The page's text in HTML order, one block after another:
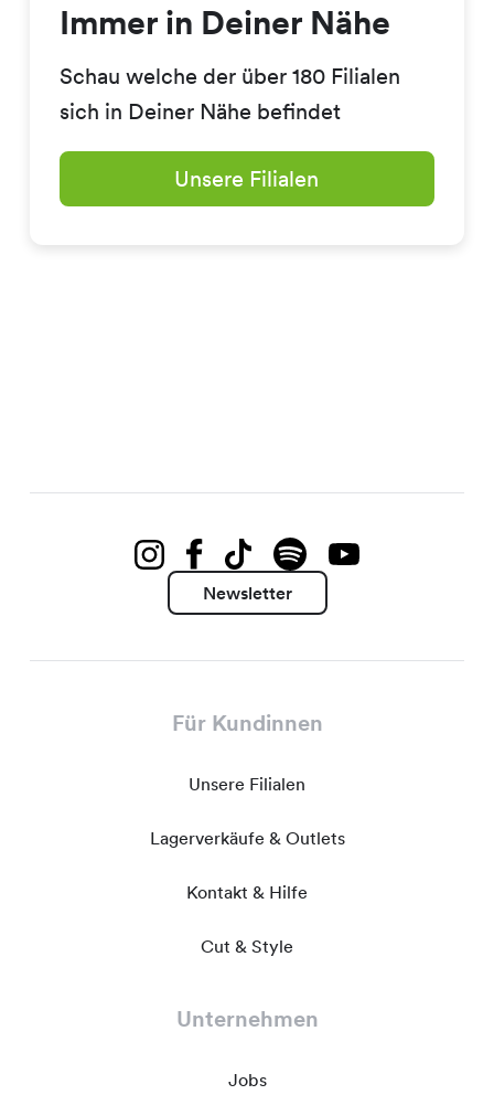
Immer in Deiner Nähe
Schau welche der über 180 Filialen
sich in Deiner Nähe befindet
Unsere Filialen
Newsletter
Für Kundinnen
Unsere Filialen
Lagerverkäufe & Outlets
Kontakt & Hilfe
Cut & Style
Unternehmen
Jobs